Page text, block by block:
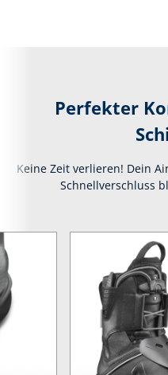
Perfekter
Keine Zeit verlieren! Dein
Schnellverschluss